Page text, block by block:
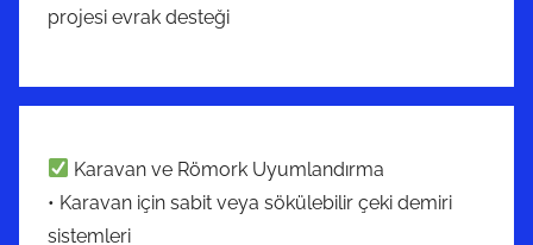
projesi evrak desteği
Karavan ve Römork Uyumlandırma
• Karavan için sabit veya sökülebilir çeki demiri
sistemleri